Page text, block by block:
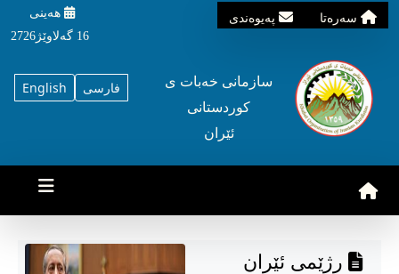
سه‌ره‌تا په‌یوه‌ندی
هه‌ینی
16 گه‌لاوێژ2726
English فارسی
سازمانی خه‌بات ی
کوردستانی
ئێران
رژێمی ئێران